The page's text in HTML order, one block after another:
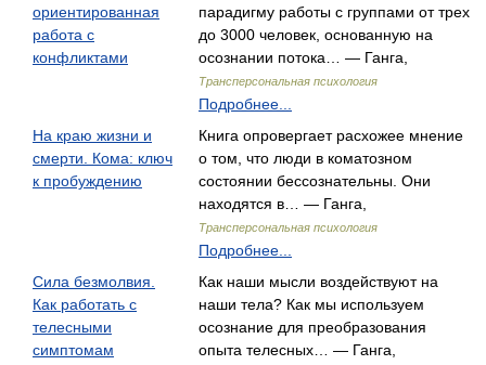
ориентированная
работа с
конфликтами
парадигму работы с группами от трех
до 3000 человек, основанную на
осознании потока… — Ганга,
Трансперсональная психология
Подробнее...
На краю жизни и
смерти. Кома: ключ
к пробуждению
Книга опровергает расхожее мнение
о том, что люди в коматозном
состоянии бессознательны. Они
находятся в… — Ганга,
Трансперсональная психология
Подробнее...
Сила безмолвия.
Как работать с
телесными
симптомам
Как наши мысли воздействуют на
наши тела? Как мы используем
осознание для преобразования
опыта телесных… — Ганга,